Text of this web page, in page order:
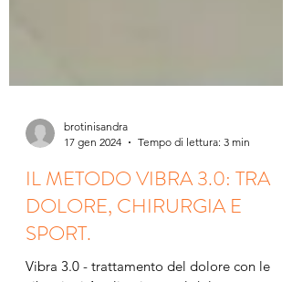
brotinisandra
17 gen 2024
Tempo di lettura: 3 min